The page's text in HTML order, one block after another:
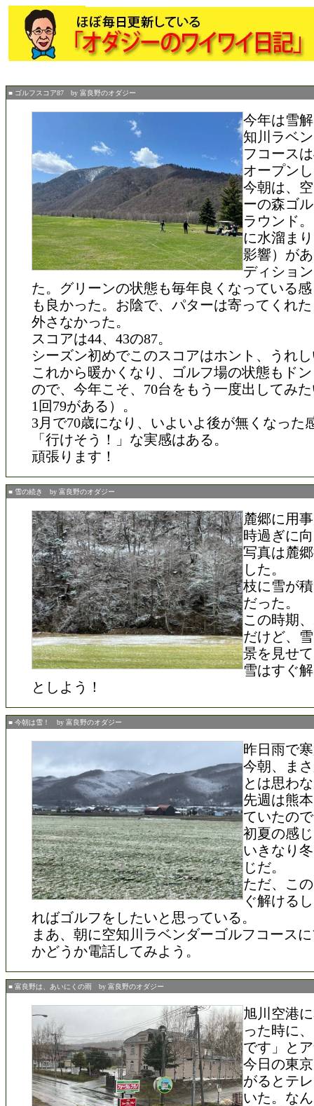
■ ゴルフスコア87 by 富良野のオダジー
今年は雪
知川ラベ
フコース
オープン
今朝は、
ーの森ゴ
ラウンド
に水溜ま
影響）が
ディショ
た。グリーンの状態も毎年良くなっている
も良かった。お陰で、パターは寄ってくれ
外さなかった。
スコアは44、43の87。
シーズン初めでこのスコアはホント、うれ
これから暖かくなり、ゴルフ場の状態もド
ので、今年こそ、70台をもう一度出してみ
1回79がある）。
3月で70歳になり、いよいよ後が無くなった
「行けそう！」な実感はある。
頑張ります！
■ 雪の続き by 富良野のオダジー
麓郷に用
時過ぎに
写真は麓
した。
枝に雪が
だった。
この時期
だけど、
景を見せ
雪はすぐ
としよう！
■ 今朝は雪！ by 富良野のオダジー
昨日雨で
今朝、ま
とは思わ
先週は熊
ていたの
初夏の感
いきなり
じだ。
ただ、こ
ぐ解ける
ればゴルフをしたいと思っている。
まあ、朝に空知川ラベンダーゴルフコース
かどうか電話してみよう。
■ 富良野は、あいにくの雨 by 富良野のオダジー
旭川空港
った時に
です」と
今日の東
がるとテ
いた。な